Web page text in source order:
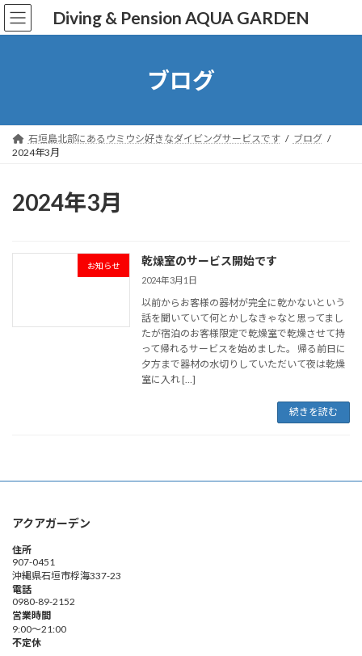
コ
ン
ナ
ビ
Diving & Pension AQUA GARDEN
ブログ
石垣島北部にあるウミウシ好きなダイビングサービスです
ブログ
2024年3月
2024年3月
お知らせ 乾燥室のサービス開始です
2024年3月1日
以前からお客様の器材が完全に乾かないという
話を聞いていて何とかしなきゃなと思ってまし
たが宿泊のお客様限定で乾燥室で乾燥させて持
って帰れるサービスを始めました。 帰る前日に
夕方まで器材の水切りしていただいて夜は乾燥
室に入れ […]
続きを読む
アクアガーデン
住所
907-0451
沖縄県石垣市桴海337-23
電話
0980-89-2152
営業時間
9:00～21:00
不定休